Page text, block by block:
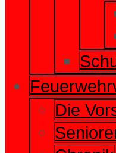
Die